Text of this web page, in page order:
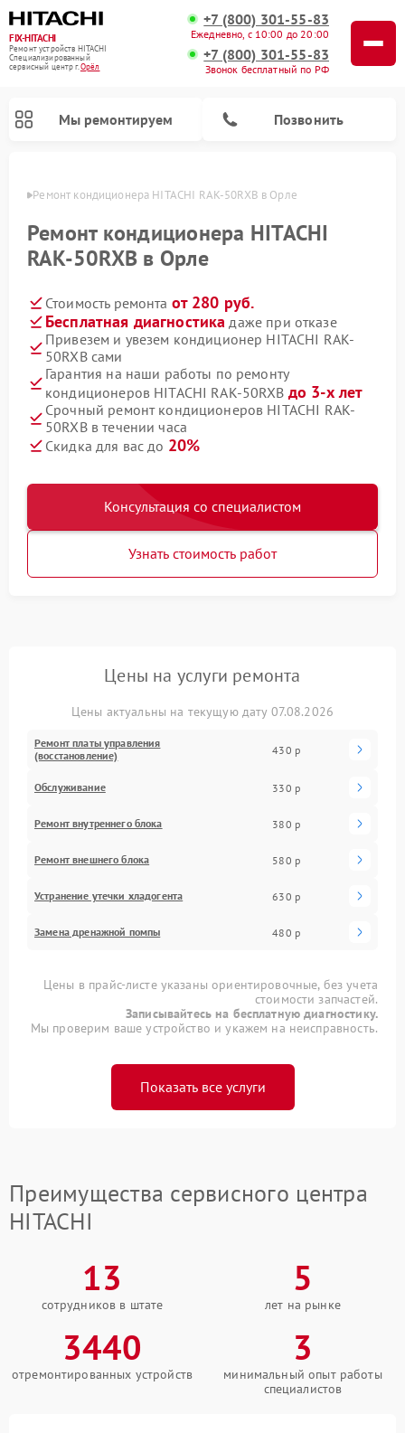
FIX-HITACHI
Ремонт устройств HITACHI
Специализированный
cервисный центр г.Орёл
+7 (800) 301-55-83
Ежедневно, с 10:00 до 20:00
+7 (800) 301-55-83
Звонок бесплатный по РФ
Мы ремонтируем Позвонить
Ремонт кондиционера HITACHI RAK-50RXB в Орле
Ремонт кондиционера HITACHI
RAK-50RXB в Орле
Стоимость ремонта от 280 руб.
Бесплатная диагностика даже при отказе
Привезем и увезем кондиционер HITACHI RAK-
50RXB сами
Гарантия на наши работы по ремонту
кондиционеров HITACHI RAK-50RXB до 3-х лет
Срочный ремонт кондиционеров HITACHI RAK-
50RXB в течении часа
Скидка для вас до 20%
Консультация со специалистом
Узнать стоимость работ
Цены на услуги ремонта
Цены актуальны на текущую дату 07.08.2026
Ремонт платы управления
(восстановление)
430 р
Обслуживание 330 р
Ремонт внутреннего блока 380 р
Ремонт внешнего блока 580 р
Устранение утечки хладогента 630 р
Замена дренажной помпы 480 р
Цены в прайс-листе указаны ориентировочные, без учета
стоимости запчастей.
Записывайтесь на бесплатную диагностику.
Мы проверим ваше устройство и укажем на неисправность.
Показать все услуги
Преимущества сервисного центра
HITACHI
13
сотрудников в штате
5
лет на рынке
3440
отремонтированных устройств
3
минимальный опыт работы
специалистов